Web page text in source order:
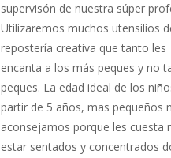
supervisón de nuestra súper
Utilizaremos muchos utensilios
repostería creativa que tanto les
encanta a los más peques y no
peques. La edad ideal de los
partir de 5 años, mas pequeños
aconsejamos porque les cuesta
estar sentados y concentrados